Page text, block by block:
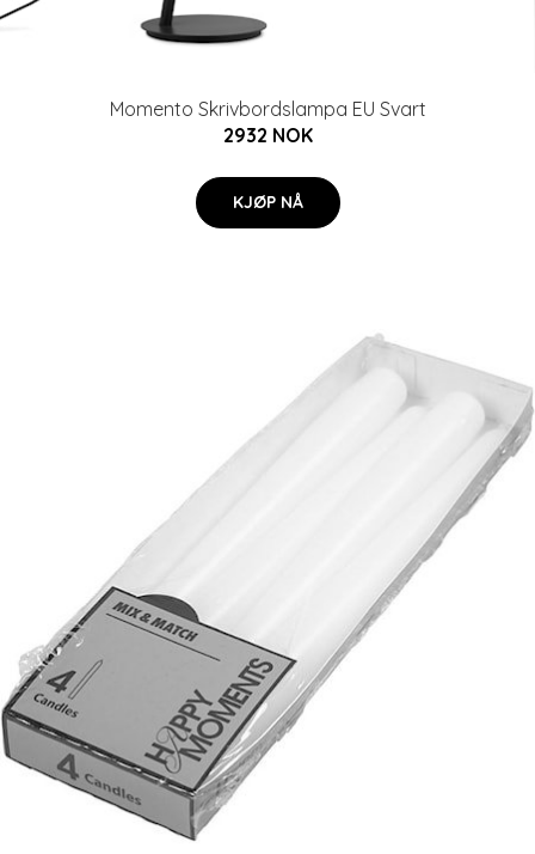
Momento Skrivbordslampa EU Svart
2932 NOK
KJØP NÅ